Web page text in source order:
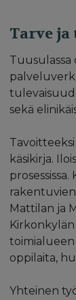
Tarve
Tuusulassa
sekä
käsikirja.
Mattilan ja
toimialueen
oppilaita,
Yhteinen